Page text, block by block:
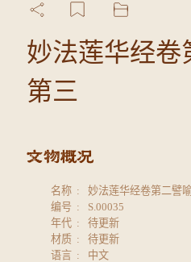
妙法莲华经卷
第三
名称
妙法莲华经卷第二譬
编号
S.00035
年代
待更新
材质
待更新
语言
中文